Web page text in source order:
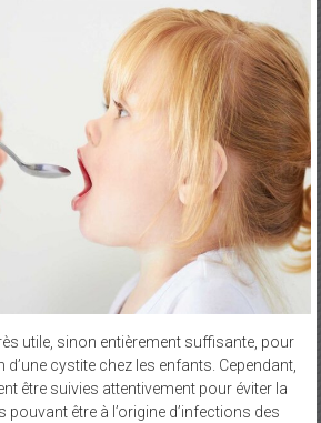
utile, sinon entièrement suffisante, pour
cystite chez les enfants. Cependant,
être suivies attentivement pour éviter la
être à l’origine d’infections des